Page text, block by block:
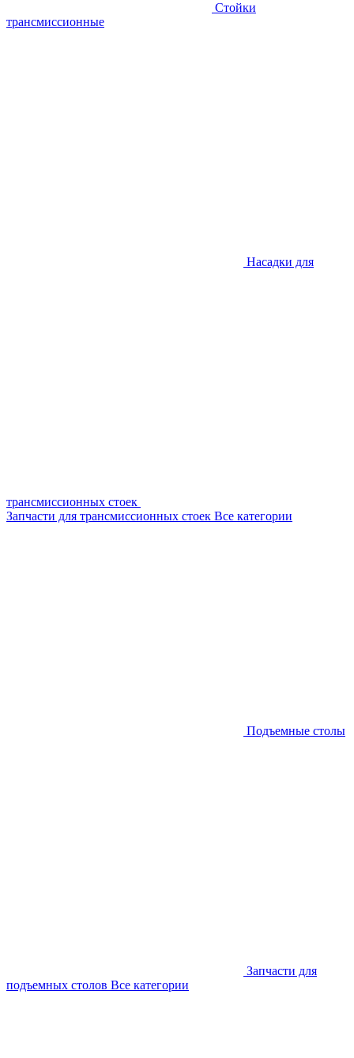
Стойки
трансмиссионные
Насадки для
трансмиссионных стоек
Запчасти для трансмиссионных стоек Все категории
Подъемные столы
Запчасти для
подъемных столов Все категории